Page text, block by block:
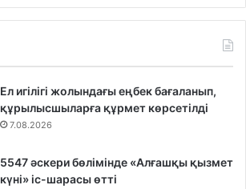
Ел игілігі жолындағы еңбек бағаланып,
құрылысшыларға құрмет көрсетілді
7.08.2026
5547 әскери бөлімінде «Алғашқы қызмет
күні» іс-шарасы өтті